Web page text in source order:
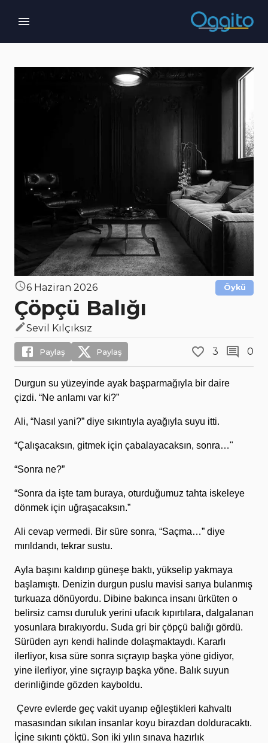
6 Haziran 2026 Öykü
Çöpçü Balığı
Sevil Kılçıksız
Paylaş Paylaş 3 0
Durgun su yüzeyinde ayak başparmağıyla bir daire
çizdi. “Ne anlamı var ki?”
Ali, “Nasıl yani?” diye sıkıntıyla ayağıyla suyu itti.
“Çalışacaksın, gitmek için çabalayacaksın, sonra…"
“Sonra ne?”
“Sonra da işte tam buraya, oturduğumuz tahta iskeleye
dönmek için uğraşacaksın.”
Ali cevap vermedi. Bir süre sonra, “Saçma…” diye
mırıldandı, tekrar sustu.
Ayla başını kaldırıp güneşe baktı, yükselip yakmaya
başlamıştı. Denizin durgun puslu mavisi sarıya bulanmış
turkuaza dönüyordu. Dibine bakınca insanı ürküten o
belirsiz camsı duruluk yerini ufacık kıpırtılara, dalgalanan
yosunlara bırakıyordu. Suda gri bir çöpçü balığı gördü.
Sürüden ayrı kendi halinde dolaşmaktaydı. Kararlı
ilerliyor, kısa süre sonra sıçrayıp başka yöne gidiyor,
yine ilerliyor, yine sıçrayıp başka yöne. Balık suyun
derinliğinde gözden kayboldu.
Çevre evlerde geç vakit uyanıp eğleştikleri kahvaltı
masasından sıkılan insanlar koyu birazdan dolduracaktı.
İçine sıkıntı çöktü. Son iki yılın sınava hazırlık